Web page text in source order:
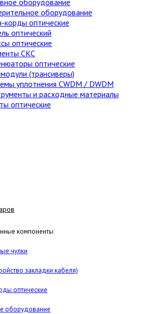
оборудование
оборудование
корды оптические
оптический
оптические
СКС
оптические
(трансиверы)
уплотнения CWDM / DWDM
и расходные материалы
оптические
компоненты
чулки
закладки кабеля)
оптические
оборудование